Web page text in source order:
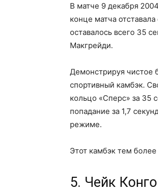
В матче 9 декабря
конце матча
оставалось всего 35
Макгрейди.
Демонстрируя чистое
спортивный камбэк.
кольцо «Сперс» за 35
попадание за 1,7
режиме.
Этот камбэк тем
5. Чейк